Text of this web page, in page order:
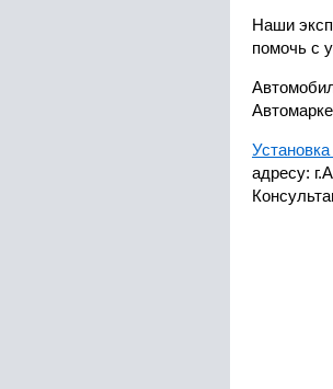
Наши
помочь с
адресу: